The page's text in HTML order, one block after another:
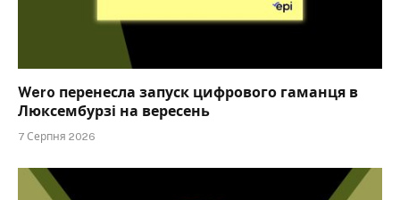
Wero перенесла запуск цифрового гаманця в
Люксембурзі на вересень
7 Серпня 2026